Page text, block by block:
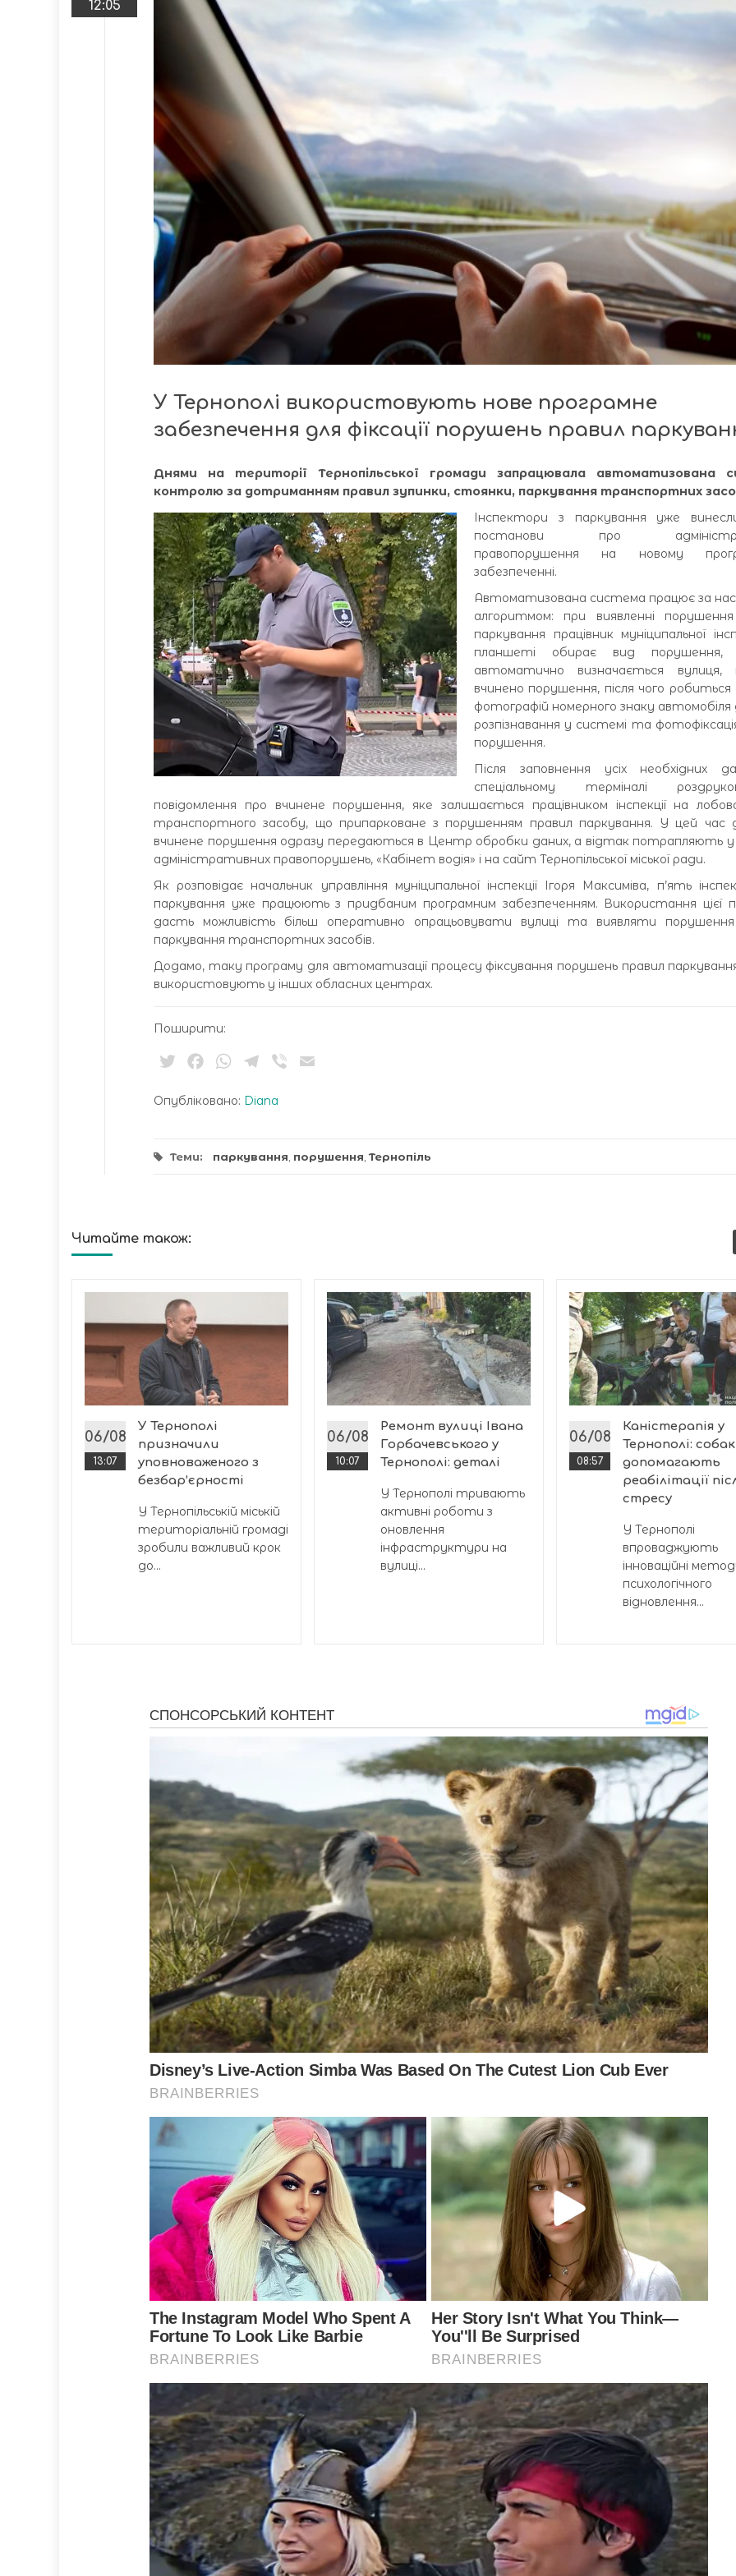
12:05
У Тернополі використовують нове програмне
забезпечення для фіксації порушень правил
Днями на території Тернопільської громади запрацювала автоматизована
контролю за дотриманням правил зупинки, стоянки, паркування транспортних
Інспектори з паркування уже
постанови про
правопорушення на новому
забезпеченні.
Автоматизована система працює за
алгоритмом: при виявленні
паркування працівник муніципальної
планшеті обирає вид порушення,
автоматично визначається вулиця,
вчинено порушення, після чого робиться
фотографій номерного знаку автомобіля
розпізнавання у системі та
порушення.
Після заповнення усіх необхідних
спеціальному терміналі
повідомлення про вчинене порушення, яке залишається працівником інспекції на
транспортного засобу, що припарковане з порушенням правил паркування. У цей час
вчинене порушення одразу передаються в Центр обробки даних, а відтак потрапляють
адміністративних правопорушень, «Кабінет водія» і на сайт Тернопільської міської ради.
Як розповідає начальник управління муніципальної інспекції Ігоря Максиміва, п’ять
паркування уже працюють з придбаним програмним забезпеченням. Використання цієї
дасть можливість більш оперативно опрацьовувати вулиці та виявляти
паркування транспортних засобів.
Додамо, таку програму для автоматизації процесу фіксування порушень правил
використовують у інших обласних центрах.
Поширити:
TwitterFacebookWhatsApp
Telegram
Viber
Опубліковано: Diana
Теми: паркування, порушення, Тернопіль
Читайте також:
06/08
13:07
У Тернополі
призначили
уповноваженого з
безбар’єрності
У Тернопільській міській
територіальній громаді
зробили важливий крок
до...
06/08
10:07
Ремонт вулиці Івана
Горбачевського у
Тернополі: деталі
У Тернополі тривають
активні роботи з
оновлення
інфраструктури на
вулиці...
06/08
08:57
Каністерапія у
Тернополі:
допомагають
реабілітації
стресу
У Тернополі
впроваджують
інноваційні
психологічного
відновлення...